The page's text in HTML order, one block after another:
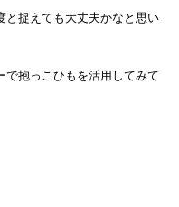
と捉えても大丈夫かなと思い
で抱っこひもを活用してみて